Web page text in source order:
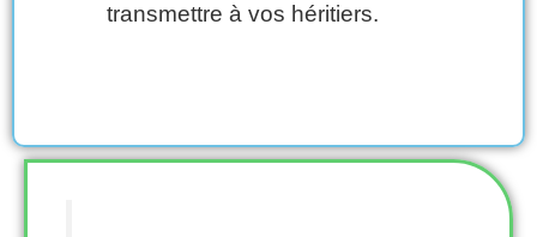
transmettre à vos héritiers.